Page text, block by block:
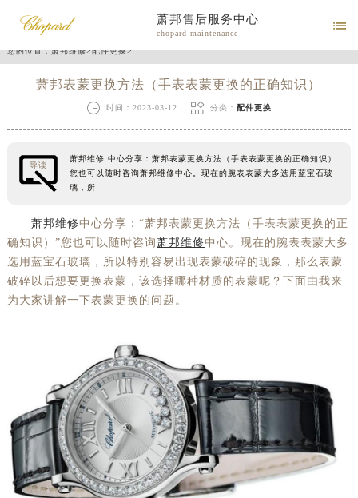
萧邦售后服务中心
chopard maintenance

您的位置：萧邦维修>配件更换>
萧邦表蒙更换方法（手表表蒙更换的正确知识）
 时间：2023-03-12  分类： 配件更换
导读
萧邦维修 中心分享：萧邦表蒙更换方法（手表表蒙更换的正确知识）
您也可以随时咨询萧邦维修中心。现在的腕表表蒙大多选用蓝宝石玻
璃，所
萧邦维修中心分享：“萧邦表蒙更换方法（手表表蒙更换的正
确知识）”您也可以随时咨询萧邦维修中心。现在的腕表表蒙大多
选用蓝宝石玻璃，所以特别容易出现表蒙破碎的现象，那么表蒙
破碎以后想要更换表蒙，该选择哪种材质的表蒙呢？下面由我来
为大家讲解一下表蒙更换的问题。